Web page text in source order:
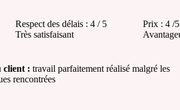
Respect des délais : 4 / 5
Très satisfaisant
Prix : 4 /5
client : travail parfaitement réalisé malgré les
rencontrées